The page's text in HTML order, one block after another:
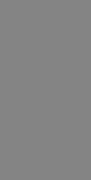
user's consent
interaction with
visitor's
policies
preferences
erforderliches
es ausgeführt
bereitzustellen.
verwendeten
um
generierte
zur Berechnung
analytics cookie